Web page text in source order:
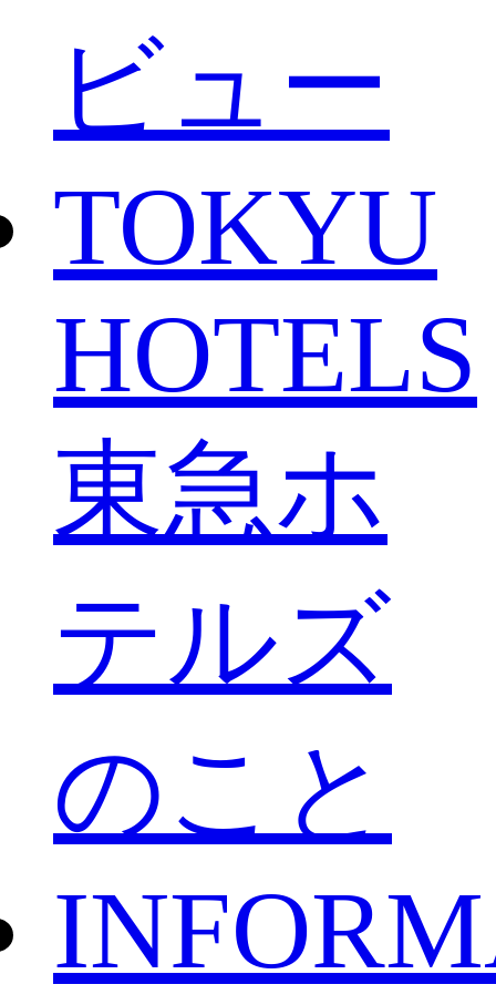
ビュー
TOKYU
HOTELS
東急ホ
テルズ
のこと